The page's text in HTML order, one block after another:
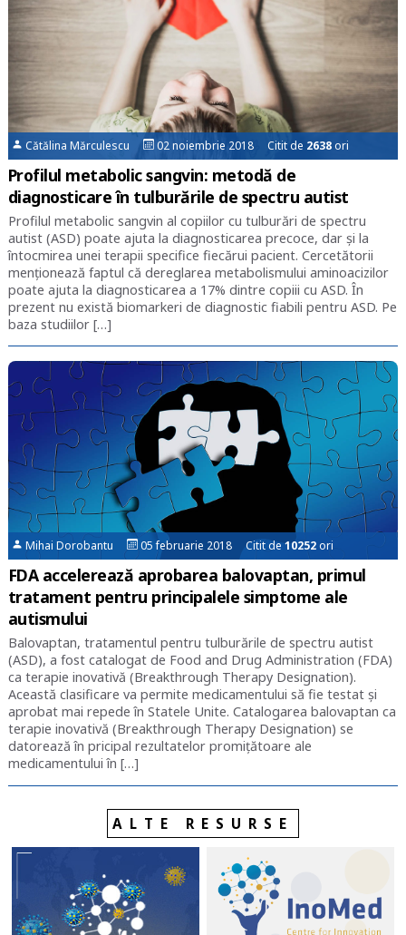
Cătălina Mărculescu 02 noiembrie 2018 Citit de 2638ori
Profilul metabolic sangvin: metodă de
diagnosticare în tulburările de spectru autist
Profilul metabolic sangvin al copiilor cu tulburări de spectru
autist (ASD) poate ajuta la diagnosticarea precoce, dar și la
întocmirea unei terapii specifice fiecărui pacient. Cercetătorii
menționează faptul că dereglarea metabolismului aminoacizilor
poate ajuta la diagnosticarea a 17% dintre copiii cu ASD. În
prezent nu există biomarkeri de diagnostic fiabili pentru ASD. Pe
baza studiilor […]
Mihai Dorobantu 05 februarie 2018 Citit de10252ori
FDA accelerează aprobarea balovaptan, primul
tratament pentru principalele simptome ale
autismului
Balovaptan, tratamentul pentru tulburările de spectru autist
(ASD), a fost catalogat de Food and Drug Administration (FDA)
ca terapie inovativă (Breakthrough Therapy Designation).
Această clasificare va permite medicamentului să fie testat și
aprobat mai repede în Statele Unite. Catalogarea balovaptan ca
terapie inovativă (Breakthrough Therapy Designation) se
datorează în pricipal rezultatelor promițătoare ale
medicamentului în […]
ALTE RESURSE